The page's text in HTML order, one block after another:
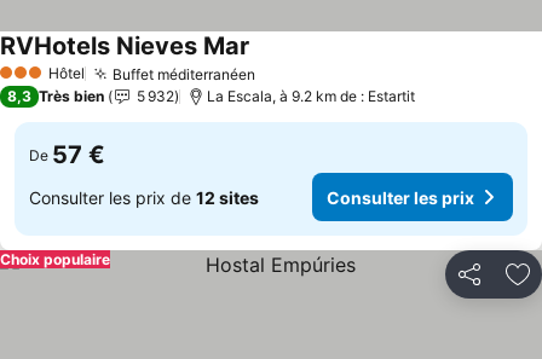
3 ÉtoilesHôtel Buffet méditerranéen
RVHotels Nieves Mar
8,3 Très bien 5 932 La Escala, à 9.2 km de : Estartit
De 57 €
Consulter les prix de 12 sites Consulter les prix
Partager
Choix populaire